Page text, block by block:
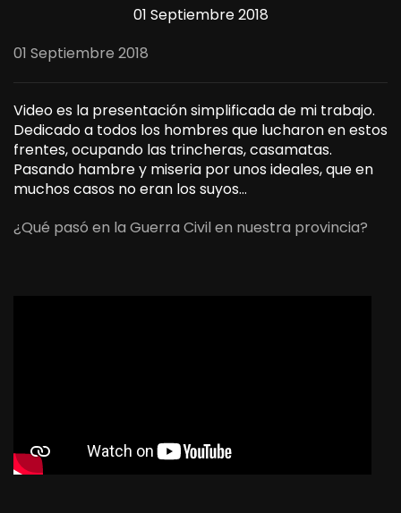
01 Septiembre 2018
01 Septiembre 2018
Video es la presentación simplificada de mi trabajo.
Dedicado a todos los hombres que lucharon en estos
frentes, ocupando las trincheras, casamatas.
Pasando hambre y miseria por unos ideales, que en
muchos casos no eran los suyos…
¿Qué pasó en la Guerra Civil en nuestra provincia?